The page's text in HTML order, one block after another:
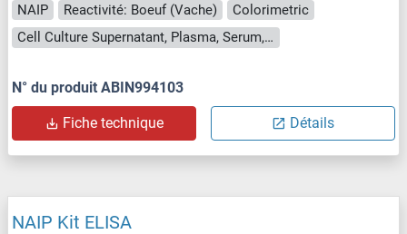
NAIP Reactivité: Boeuf (Vache)
Colorimetric
Cell Culture Supernatant, Plasma, Serum, Tissue Homogenate
N° du produit ABIN994103
Fiche technique Détails
NAIP Kit ELISA